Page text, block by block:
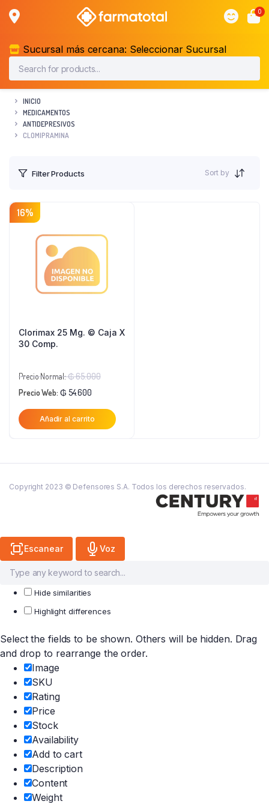
0
Sucursal más cercana: Seleccionar Sucursal
INICIO
MEDICAMENTOS
ANTIDEPRESIVOS
CLOMIPRAMINA
Filter Products Sort by
16%
Clorimax 25 Mg. © Caja X
30 Comp.
Precio Normal:₲65.000El
original
era:
Precio Web: ₲ 54.600
precio
actual
Añadir al carrito
Copyright 2023 © Defensores S.A. Todos los derechos reservados.
Escanear Voz
Hide similarities
Highlight differences
Select the fields to be shown. Others will be hidden. Drag
and drop to rearrange the order.
Image
SKU
Rating
Price
Stock
Availability
Add to cart
Description
Content
Weight